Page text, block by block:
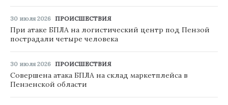
30 июля 2026 ПРОИСШЕСТВИЯ
При атаке БПЛА на логистический центр под Пензой
пострадали четыре человека
30 июля 2026 ПРОИСШЕСТВИЯ
Совершена атака БПЛА на склад маркетплейса в
Пензенской области